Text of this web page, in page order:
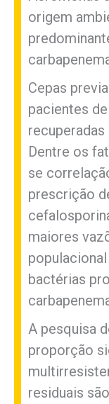
origem
Cepas
pacientes
recuperadas
Dentre os
se
prescrição
maiores
bactérias
A pesquisa
proporção
residuais